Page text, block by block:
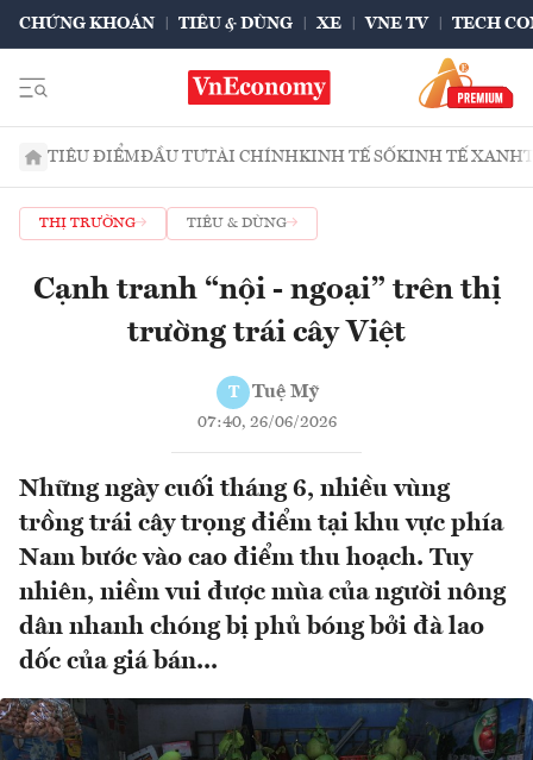
CHỨNG KHOÁN TIÊU & DÙNG XE VNE TV TECH
TIÊU ĐIỂMĐẦU TƯTÀI CHÍNHKINH TẾ SỐKINH TẾ XANH
THỊ TRƯỜNG TIÊU & DÙNG
Cạnh tranh “nội - ngoại” trên thị
trường trái cây Việt
T Tuệ Mỹ
07:40, 26/06/2026
Những ngày cuối tháng 6, nhiều vùng
trồng trái cây trọng điểm tại khu vực phía
Nam bước vào cao điểm thu hoạch. Tuy
nhiên, niềm vui được mùa của người nông
dân nhanh chóng bị phủ bóng bởi đà lao
dốc của giá bán...